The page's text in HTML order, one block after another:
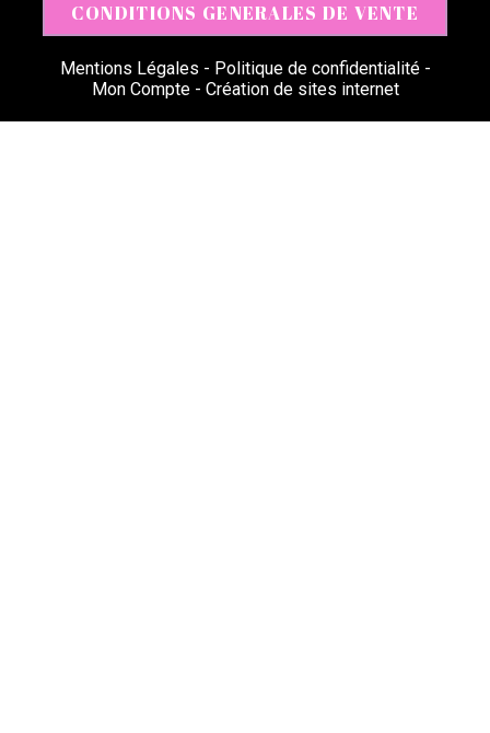
CONDITIONS GENERALES DE VENTE
Mentions Légales
Politique de confidentialité
Mon Compte
Création de sites internet